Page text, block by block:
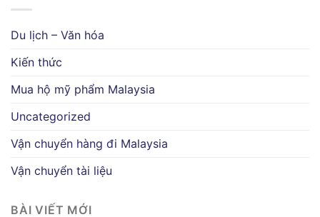
Du lịch – Văn hóa
Kiến thức
Mua hộ mỹ phẩm Malaysia
Uncategorized
Vận chuyển hàng đi Malaysia
Vận chuyển tài liệu
BÀI VIẾT MỚI